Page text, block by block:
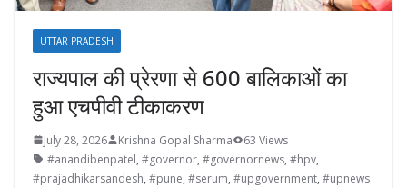
UTTAR PRADESH
राज्यपाल की प्रेरणा से 600 बालिकाओं का
हुआ एचपीवी टीकाकरण
July 28, 2026 Krishna Gopal Sharma
63 Views
#anandibenpatel, #governor, #governornews, #hpv,
#prajadhikarsandesh, #pune, #serum, #upgovernment, #upnews